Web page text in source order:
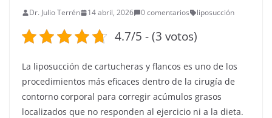
Dr. Julio Terrén 14 abril, 2026 0 comentarios liposucción
4.7/5 - (3 votos)
La liposucción de cartucheras y flancos es uno de los
procedimientos más eficaces dentro de la cirugía de
contorno corporal para corregir acúmulos grasos
localizados que no responden al ejercicio ni a la dieta.